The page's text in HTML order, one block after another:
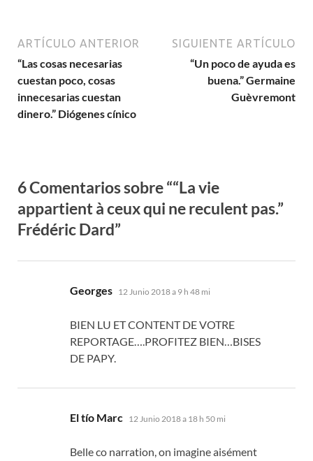
ARTÍCULO ANTERIOR
“Las cosas necesarias
cuestan poco, cosas
innecesarias cuestan
dinero.” Diógenes cínico
SIGUIENTE ARTÍCULO
“Un poco de ayuda es
buena.” Germaine
Guèvremont
6 Comentarios sobre ““La vie
appartient à ceux qui ne reculent pas.”
Frédéric Dard”
Georges dice:
12 Junio 2018 a 9 h 48 mi
BIEN LU ET CONTENT DE VOTRE
REPORTAGE….PROFITEZ BIEN…BISES
DE PAPY.
El tío Marc dice:
12 Junio 2018 a 18 h 50 mi
Belle co narration,on imagine aisément